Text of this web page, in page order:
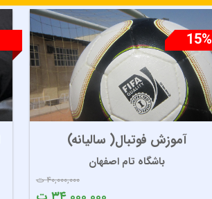
آموزش فوتبال( سالیانه)
باشگاه تام اصفهان
15%
۴۰,۰۰۰,۰۰۰ ت